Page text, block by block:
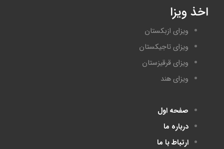
اخذ ویزا
ویزای ازبکستان
ویزای تاجیکستان
ویزای قرقیزستان
ویزای هند
صفحه اول
درباره ما
ارتباط با ما